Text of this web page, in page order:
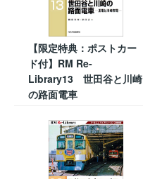
【限定特典：ポストカー
ド付】RM Re-
Library13 世田谷と川崎
の路面電車